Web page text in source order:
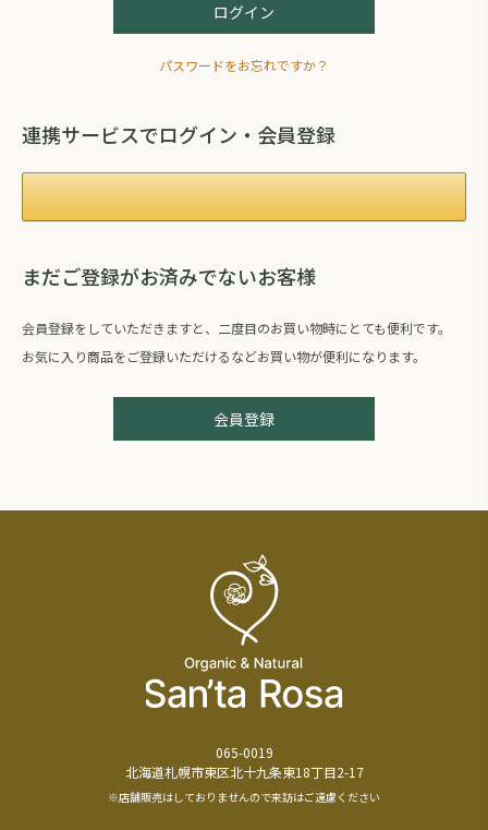
ログイン
パスワードをお忘れですか？
連携サービスでログイン・会員登録
まだご登録がお済みでないお客様
会員登録をしていただきますと、二度目のお買い物時にとても便利です。
お気に入り商品をご登録いただけるなどお買い物が便利になります。
会員登録
065-0019
北海道札幌市東区北十九条東18丁目2-17
※店舗販売はしておりませんので来訪はご遠慮ください